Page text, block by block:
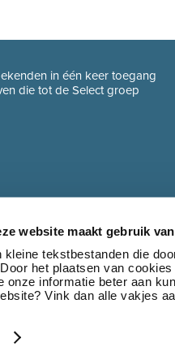
website maakt gebruik
kleine tekstbestanden die
het plaatsen van
onze informatie beter aan
Vink dan alle vakjes
in één keer toegang
die tot de Select groep